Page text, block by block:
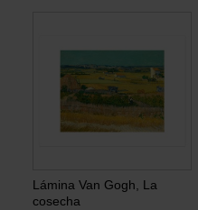
Lienzos y Láminas
Regalos
Lámina Van Gogh, La
cosecha